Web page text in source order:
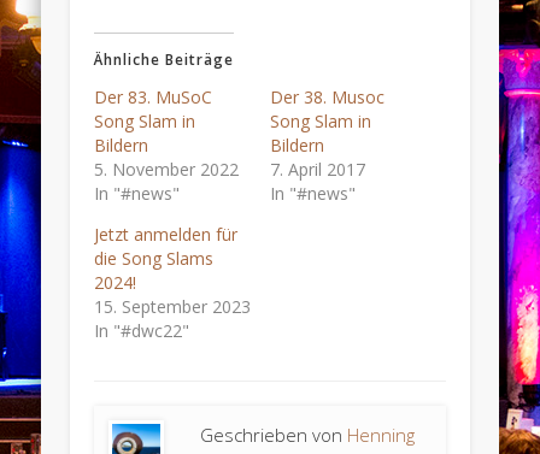
Ähnliche Beiträge
Der 83. MuSoC
Song Slam in
Bildern
5. November 2022
In "#news"
Der 38. Musoc
Song Slam in
Bildern
7. April 2017
In "#news"
Jetzt anmelden für
die Song Slams
2024!
15. September 2023
In "#dwc22"
Geschrieben von Henning